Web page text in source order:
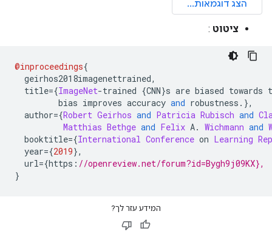
ציטוט :
@inproceedings{
geirhos2018imagenettrained,
title={ImageNet-trained {CNN}s are biased towards
bias improves accuracy and robustness .},
author={Robert Geirhos and Patricia Rubisch and
Matthias Bethge and Felix A. Wichmann and
booktitle={International Conference on Learning
year={2019},
url={https : //openreview.net/forum?id=Bygh9j09KX},
}
המידע עזר לך?